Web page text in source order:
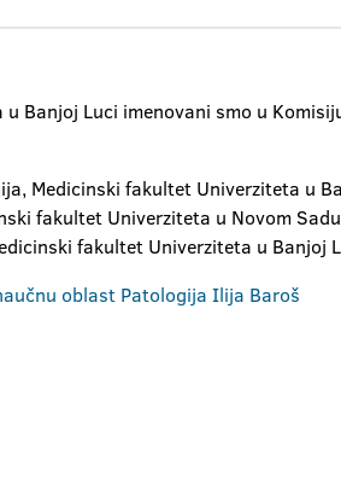
Banjoj Luci imenovani smo u
Medicinski fakultet Univerziteta u
fakultet Univerziteta u Novom
fakultet Univerziteta u Banjoj
oblast Patologija Ilija Baroš